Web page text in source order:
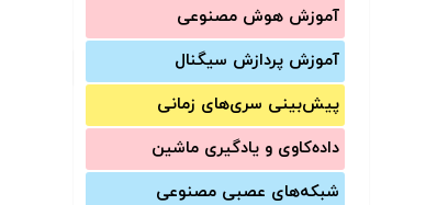
آموزش‌ هوش مصنوعی
آموزش‌ پردازش سیگنال
پیش‌‌بینی سری‌‌های زمانی
داده‌کاوی و یادگیری ماشین
شبکه‌های عصبی مصنوعی